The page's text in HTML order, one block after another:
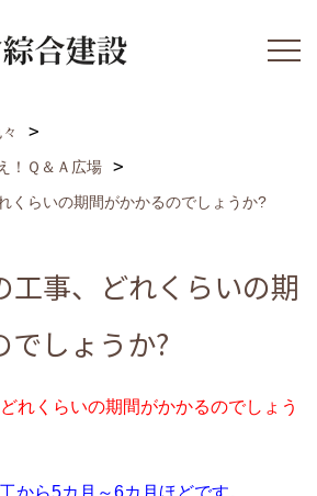
！Ｑ＆Ａ広場
くらいの期間がかかるのでしょうか?
工事、どれくらいの期
でしょうか?
れくらいの期間がかかるのでしょう
から5カ月～6カ月ほどです。